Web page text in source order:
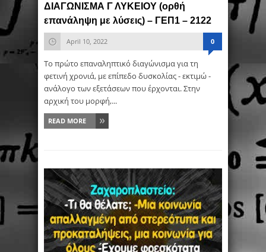
ΔΙΑΓΩΝΙΣΜΑ Γ ΛΥΚΕΙΟΥ (ορθή
επανάληψη με λύσεις) – ΓΕΠ1 – 2122
April 10, 2022 0
Το πρώτο επαναληπτικό διαγώνισμα για τη
φετινή χρονιά, με επίπεδο δυσκολίας - εκτιμώ -
ανάλογο των εξετάσεων που έρχονται. Στην
αρχική του μορφή,...
READ MORE